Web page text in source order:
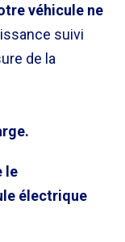
véhicule ne
suivi
de la
le
électrique